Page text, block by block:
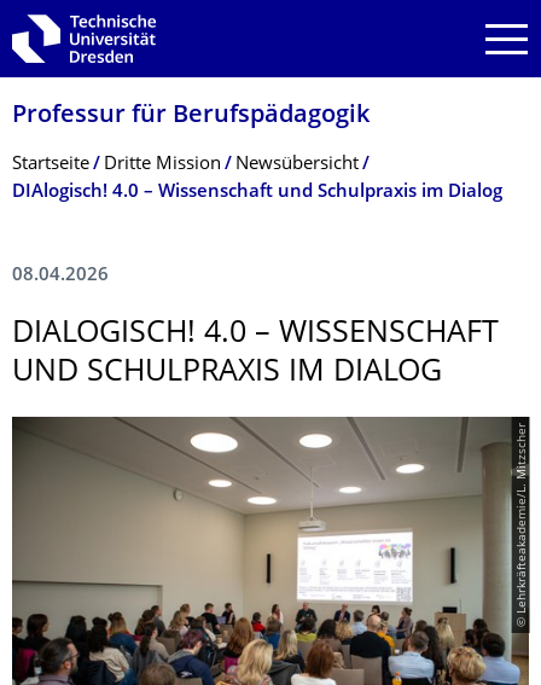
Zur Hauptnavigation springen
Zur Suche springen
Zum Inhalt springen
Professur für Berufspädagogik
Breadcrumb-Menü
Startseite Dritte Mission
Newsübersicht
DIAlogisch! 4.0 – Wissenschaft und Schulpraxis im Dialog
08.04.2026
DIALOGISCH! 4.0 – WISSENSCHAFT
UND SCHULPRAXIS IM DIALOG
© Lehrkräfteakademie/L. Mitzscher